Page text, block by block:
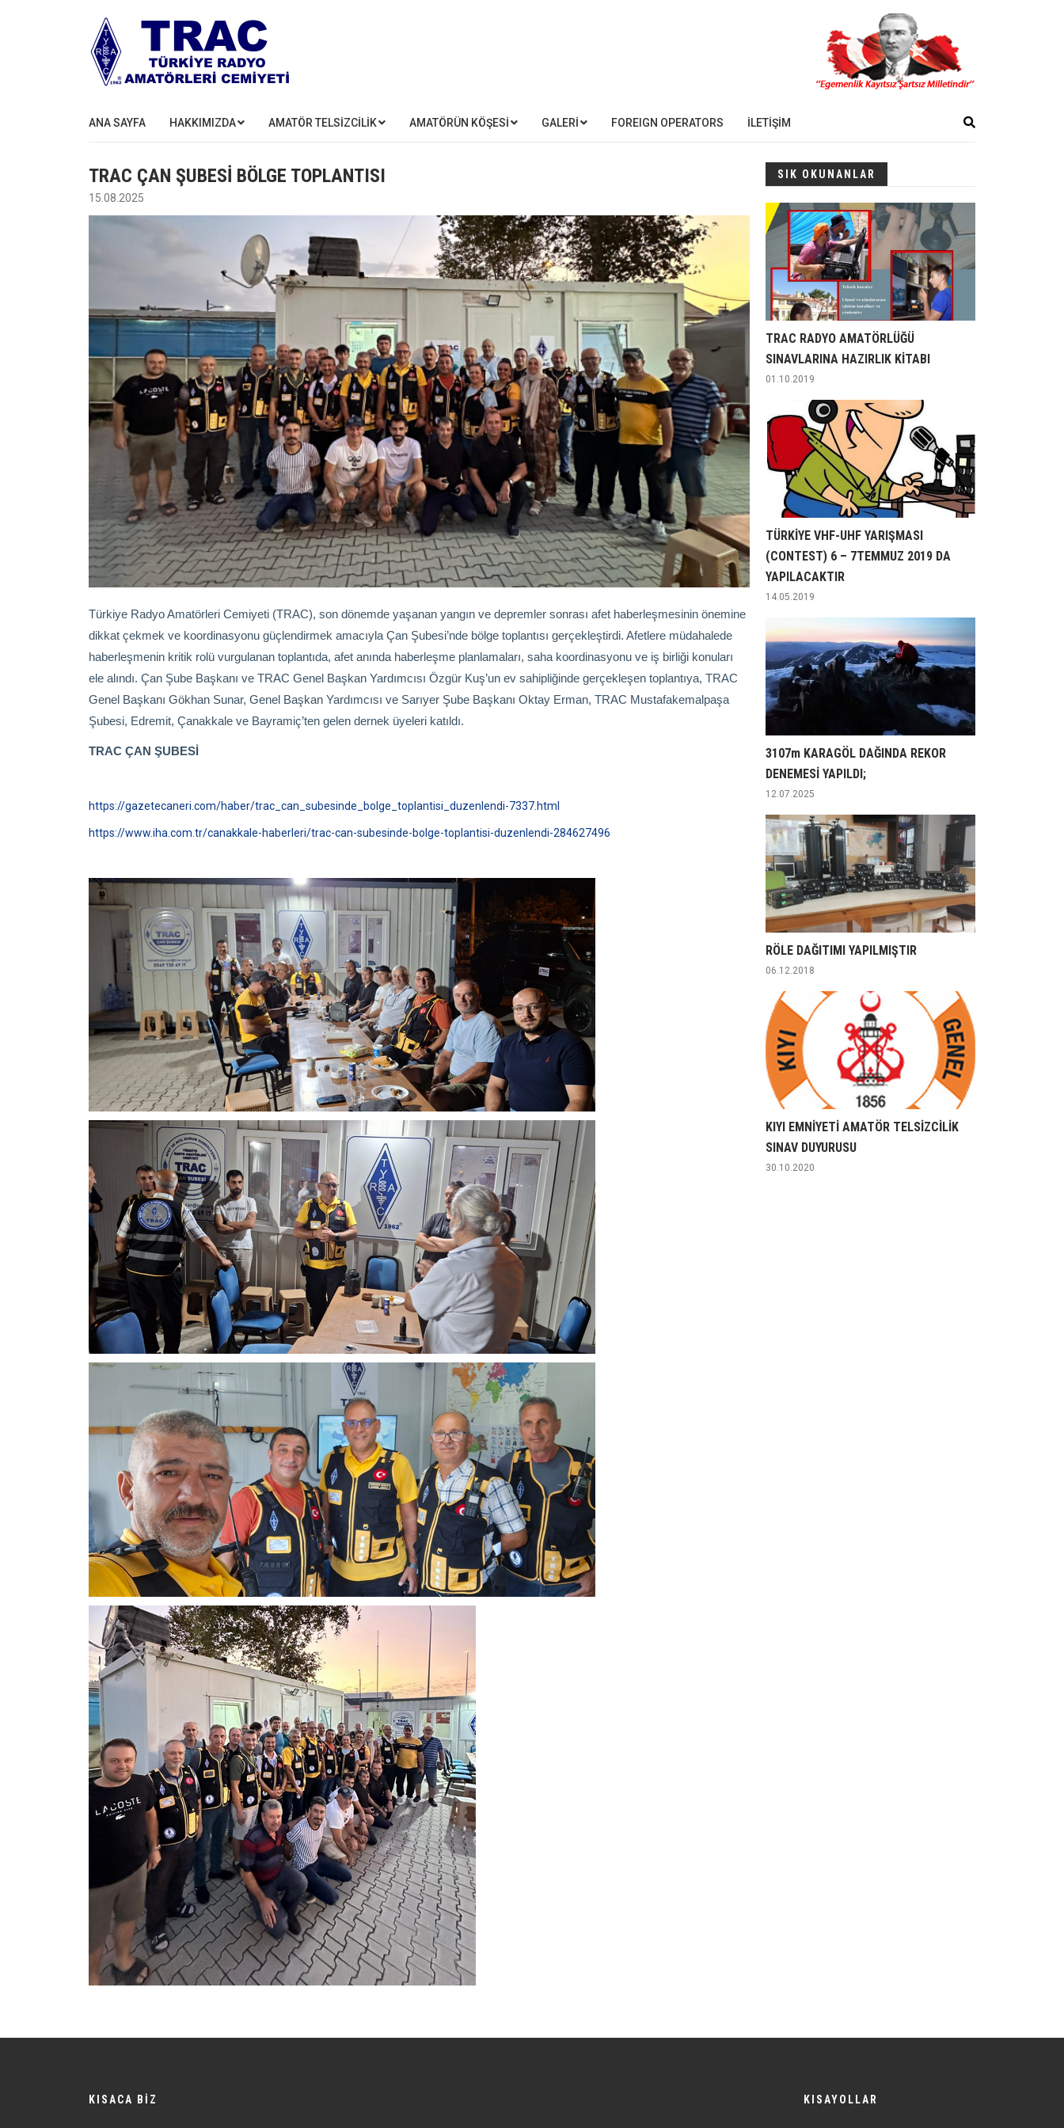
ANA SAYFA HAKKIMIZDA AMATÖR TELSİZCİLİK AMATÖRÜN KÖŞESİ GALERİ FOREIGN OPERATORS İLETİŞİM
TRAC ÇAN ŞUBESİ BÖLGE TOPLANTISI
15.08.2025
Türkiye Radyo Amatörleri Cemiyeti (TRAC), son dönemde yaşanan yangın ve depremler sonrası afet haberleşmesinin önemine
dikkat çekmek ve koordinasyonu güçlendirmek amacıyla Çan Şubesi’nde bölge toplantısı gerçekleştirdi. Afetlere müdahalede
haberleşmenin kritik rolü vurgulanan toplantıda, afet anında haberleşme planlamaları, saha koordinasyonu ve iş birliği konuları
ele alındı. Çan Şube Başkanı ve TRAC Genel Başkan Yardımcısı Özgür Kuş’un ev sahipliğinde gerçekleşen toplantıya, TRAC
Genel Başkanı Gökhan Sunar, Genel Başkan Yardımcısı ve Sarıyer Şube Başkanı Oktay Erman, TRAC Mustafakemalpaşa
Şubesi, Edremit, Çanakkale ve Bayramiç’ten gelen dernek üyeleri katıldı.
TRAC ÇAN ŞUBESİ
https://gazetecaneri.com/haber/trac_can_subesinde_bolge_toplantisi_duzenlendi-7337.html
https://www.iha.com.tr/canakkale-haberleri/trac-can-subesinde-bolge-toplantisi-duzenlendi-284627496
SIK OKUNANLAR
TRAC RADYO AMATÖRLÜĞÜ
SINAVLARINA HAZIRLIK KİTABI
01.10.2019
TÜRKİYE VHF-UHF YARIŞMASI
(CONTEST) 6 – 7TEMMUZ 2019 DA
YAPILACAKTIR
14.05.2019
3107m KARAGÖL DAĞINDA REKOR
DENEMESİ YAPILDI;
12.07.2025
RÖLE DAĞITIMI YAPILMIŞTIR
06.12.2018
KIYI EMNİYETİ AMATÖR TELSİZCİLİK
SINAV DUYURUSU
30.10.2020
KISACA BİZ KISAYOLLAR